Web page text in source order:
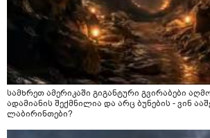
სამხრეთ ამერიკაში გიგანტური გვირაბები
ადამიანის შექმნილია და არც ბუნების - ვინ
ლაბირინთები?